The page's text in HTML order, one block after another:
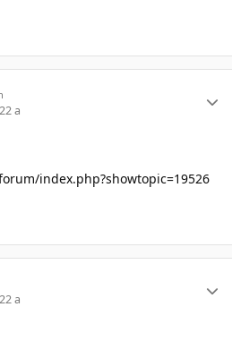
22 a
index.php?showtopic=19526
22 a